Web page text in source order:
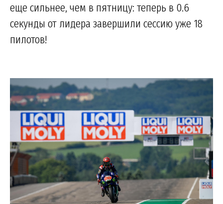
еще сильнее, чем в пятницу: теперь в 0.6
секунды от лидера завершили сессию уже 18
пилотов!